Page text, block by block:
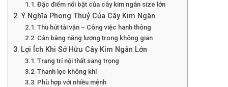
Đặc điểm nổi bật của cây kim ngân size lớn
Ý Nghĩa Phong Thuỷ Của Cây Kim Ngân
Thu hút tài vận – Công việc hanh thông
Cân bằng năng lượng trong không gian
Lợi Ích Khi Sở Hữu Cây Kim Ngân Lớn
Trang trí nội thất sang trọng
Thanh lọc không khí
Phù hợp với nhiều mệnh